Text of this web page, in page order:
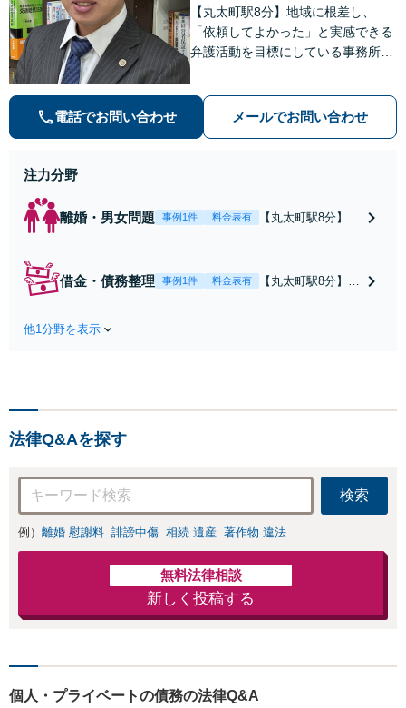
【丸太町駅8分】地域に根差し、
「依頼してよかった」と実感できる
弁護活動を目標にしている事務所で
実績あり【相続・遺言】相談者さま
に寄り添い、円滑な相続を目指しま
電話でお問い合わせ メールでお問い合わせ
注力分野
離婚・男女問題 事例1件 料金表有
【丸太町駅8分】調
く冷静な主張が重
借金・債務整理 事例1件 料金表有
【丸太町駅8分】
者さまのご要望を
有】【初回相談30
他1分野を表示
法律Q&Aを探す
検索
例） 離婚 慰謝料 誹謗中傷 相続 遺産 著作物 違法
無料法律相談
新しく投稿する
個人・プライベートの債務の法律Q&A